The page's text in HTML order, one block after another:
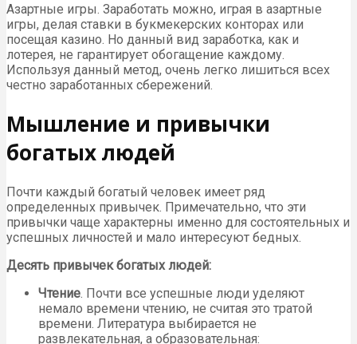
Азартные игры. Заработать можно, играя в азартные
игры, делая ставки в букмекерских конторах или
посещая казино. Но данный вид заработка, как и
лотерея, не гарантирует обогащение каждому.
Используя данный метод, очень легко лишиться всех
честно заработанных сбережений.
Мышление и привычки
богатых людей
Почти каждый богатый человек имеет ряд
определенных привычек. Примечательно, что эти
привычки чаще характерны именно для состоятельных и
успешных личностей и мало интересуют бедных.
Десять привычек богатых людей:
Чтение. Почти все успешные люди уделяют
немало времени чтению, не считая это тратой
времени. Литература выбирается не
развлекательная, а образовательная: